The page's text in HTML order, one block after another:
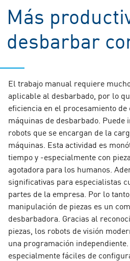
Más
desbarbar
El trabajo manual requiere
aplicable al desbarbado, por lo
eficiencia en el procesamiento
máquinas de desbarbado. Puede
robots que se encargan de la
máquinas. Esta actividad es
tiempo y -especialmente con
agotadora para los humanos.
significativas para especialistas
partes de la empresa. Por lo
manipulación de piezas es un
desbarbadora. Gracias al
piezas, los robots de visión
una programación
especialmente fáciles de